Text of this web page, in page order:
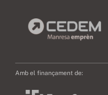
Amb el finançament de: